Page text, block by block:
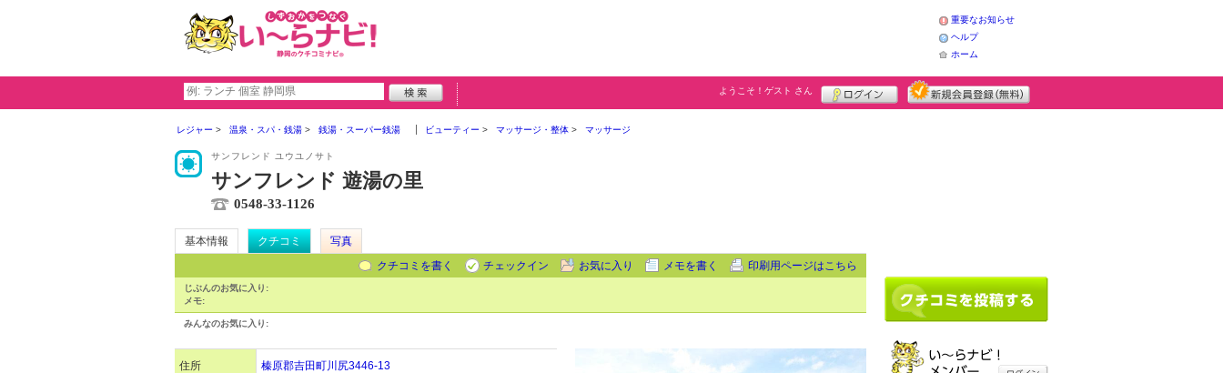
重要なお知らせ
ヘルプ
ホーム
ようこそ！ ゲスト さん
レジャー 温泉・スパ・銭湯 銭湯・スーパー銭湯 ビューティー マッサージ・整体 マッサージ
サンフレンド ユウユノサト
サンフレンド 遊湯の里
0548-33-1126
基本情報 クチコミ
写真
クチコミを書く
チェックイン お気に入り メモを書く 印刷用ページはこちら
じぶんのお気に入り:
メモ:
みんなのお気に入り:
住所 榛原郡吉田町川尻3446-13